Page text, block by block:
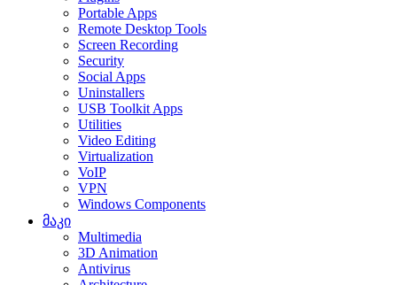
Portable Apps
Remote Desktop Tools
Screen Recording
Security
Social Apps
Uninstallers
USB Toolkit Apps
Utilities
Video Editing
Virtualization
VoIP
VPN
Windows Components
მაკი
Multimedia
3D Animation
Antivirus